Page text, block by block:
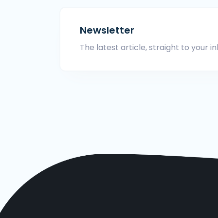
Newsletter
The latest article, straight to your